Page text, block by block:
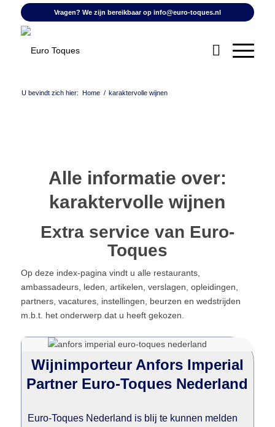
Vragen? We zijn bereikbaar op info@euro-toques.nl
U bevindt zich hier: Home / karaktervolle wijnen
Alle informatie over:
karaktervolle wijnen
Extra service van Euro-
Toques
Op deze index-pagina vindt u alle restaurants,
ambassadeurs, leden, artikelen, verslagen, opleidingen,
partners, vacatures, instellingen, beurzen en wedstrijden
m.b.t. het onderwerp dat u heeft gekozen.
Wijnimporteur Anfors Imperial
Partner Euro-Toques Nederland
Euro-Toques Nederland is blij te kunnen melden